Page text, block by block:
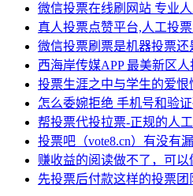
微信投票在线刷网站 专业
真人投票点赞平台,人工投
微信投票刷票是机器投票还
西海岸传媒APP 最美新区人
投票生涯之中与学生的爱恨
怎么委婉拒绝 手机号和验
帮投票代投拉票-正规的人
投票吧（vote8.cn）有没有
赚收益的阅读做不了，可
先投票后付款这样的投票团